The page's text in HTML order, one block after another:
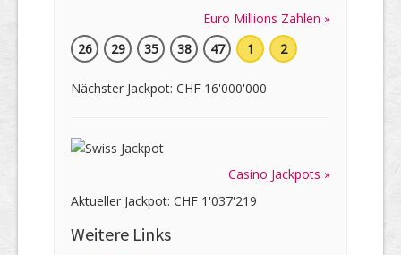
Euro Millions Zahlen »
26
29 35 38 47 1 2
Nächster Jackpot: CHF 16'000'000
Casino Jackpots »
Aktueller Jackpot: CHF 1'037'219
Weitere Links